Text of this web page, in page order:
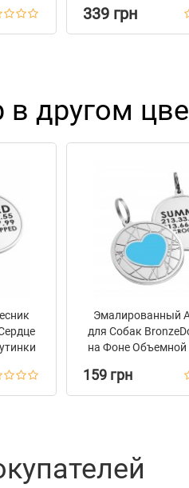
339 грн
в другом
Эмалированный
для Собак
на Фоне Объемной
159 грн